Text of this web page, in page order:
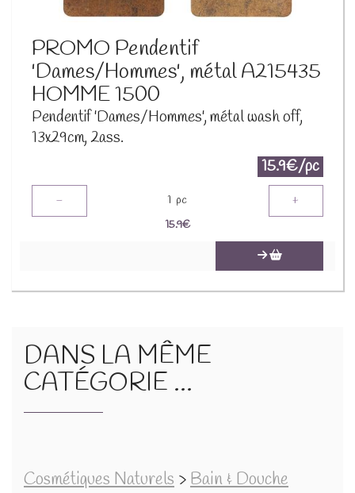
PROMO Pendentif
'Dames/Hommes', métal A215435
HOMME 1500
Pendentif 'Dames/Hommes', métal wash off,
13x29cm, 2ass.
15.9€/pc
- 1 pc +
15.9€
DANS LA MÊME
CATÉGORIE ...
Cosmétiques Naturels >Bain & Douche